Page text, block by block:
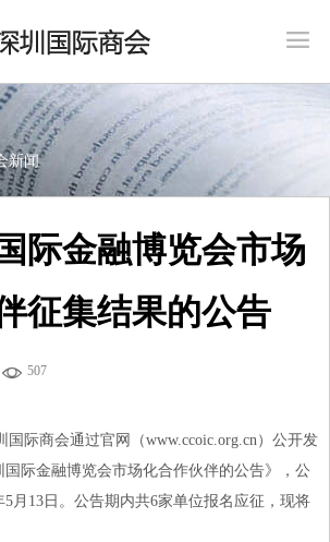

新闻
际金融博览会市场
征集结果的公告
 507
际商会通过官网（www.ccoic.org.cn）公开发
际金融博览会市场化合作伙伴的公告》，公
5月13日。公告期内共6家单位报名应征，现将